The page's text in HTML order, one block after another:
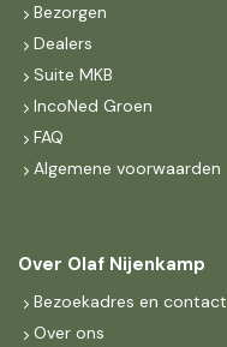
Bezorgen
Dealers
Suite MKB
IncoNed Groen
FAQ
Algemene voorwaarden
Over Olaf Nijenkamp
Bezoekadres en contact
Over ons